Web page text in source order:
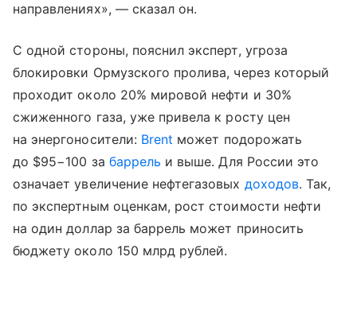
направлениях», — сказал он.
С одной стороны, пояснил эксперт, угроза
блокировки Ормузского пролива, через который
проходит около 20% мировой нефти и 30%
сжиженного газа, уже привела к росту цен
на энергоносители: Brent может подорожать
до $95−100 за баррель и выше. Для России это
означает увеличение нефтегазовых доходов. Так,
по экспертным оценкам, рост стоимости нефти
на один доллар за баррель может приносить
бюджету около 150 млрд рублей.